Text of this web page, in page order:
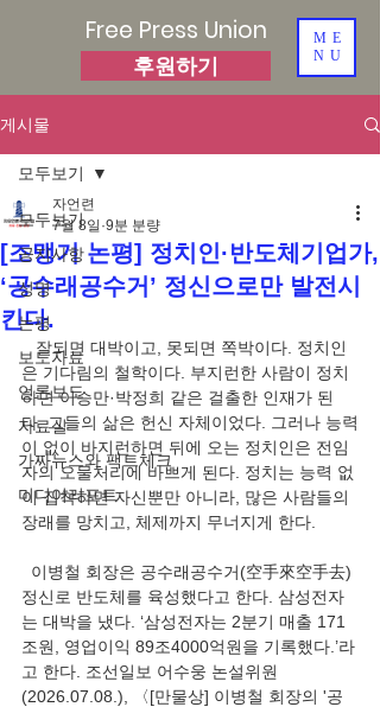
Free Press Union
후원하기
ME
NU
게시물
모두보기
공지사항
성명
논평
보도자료
언론보도
자료실
가짜뉴스와 팩트체크
미디어리포트
모두보기
[조맹기 논평] 정치인·반도체기업가,
‘공수래공수거’ 정신으로만 발전시
킨다.
자언련
7월 8일 9분 분량
잘되면 대박이고, 못되면 쪽박이다. 정치인
은 기다림의 철학이다. 부지런한 사람이 정치
하면 이승만·박정희 같은 걸출한 인재가 된
다. 그들의 삶은 헌신 자체이었다. 그러나 능력
이 없이 바지런하면 뒤에 오는 정치인은 전임
자의 오물처리에 바쁘게 된다. 정치는 능력 없
이 집착하면 자신뿐만 아니라, 많은 사람들의
장래를 망치고, 체제까지 무너지게 한다.
이병철 회장은 공수래공수거(空手來空手去)
정신로 반도체를 육성했다고 한다. 삼성전자
는 대박을 냈다. ‘삼성전자는 2분기 매출 171
조원, 영업이익 89조4000억원을 기록했다.’라
고 한다. 조선일보 어수웅 논설위원
(2026.07.08.), 〈[만물상] 이병철 회장의 '공